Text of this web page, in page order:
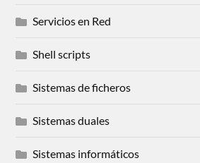
Servicios en Red
Shell scripts
Sistemas de ficheros
Sistemas duales
Sistemas informáticos